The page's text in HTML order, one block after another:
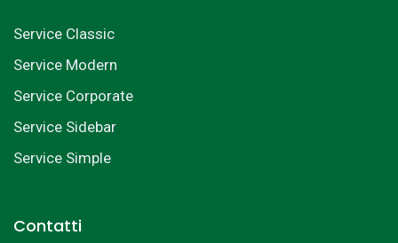
Service Classic
Service Modern
Service Corporate
Service Sidebar
Service Simple
Contatti